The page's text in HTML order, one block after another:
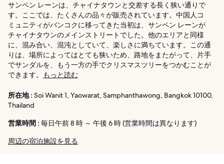
サンペン レーンは、チャイナタウンと交差する長く狭い通りで
す。ここでは、たくさんの品々が販売されています。中国人コ
ミュニティがバンコクに移ってきた当初は、サンペン レーンが
チャイナタウンのメインストリートでした。他のエリアと同様
に、混み合い、混沌としていて、楽しさに満ちています。この通
りは、場所によってはとても狭いため、路地をまたがって、片手
でサンダルを、もう一方の手でクリスマスツリーをつかむことが
できます。
もっと読む
所在地 : Soi Wanit 1, Yaowarat, Samphanthawong, Bangkok 10100,
Thailand
営業時間 : 毎日午前 8 時 ～ 午後 6 時 (営業時間は異なります)
周辺の宿泊施設を見る